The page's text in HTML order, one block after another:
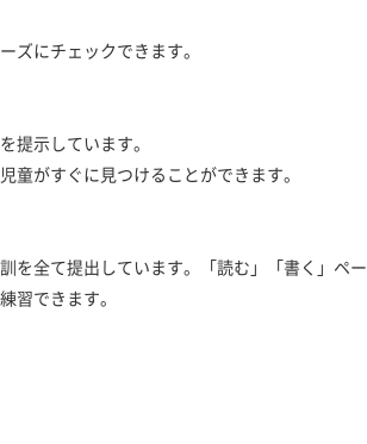
ズにチェックできます。
提示しています。
がすぐに見つけることができます。
を全て提出しています。「読む」「書く」ペー
習できます。